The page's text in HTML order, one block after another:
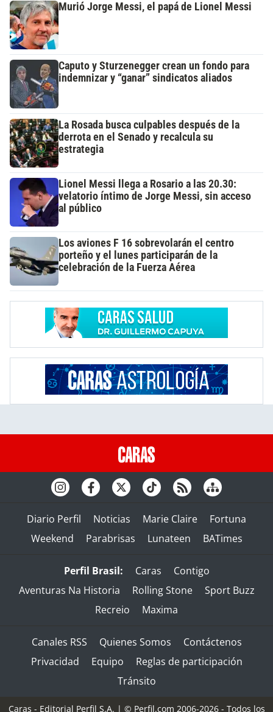
Murió Jorge Messi, el papá de Lionel Messi
Caputo y Sturzenegger crean un fondo para
indemnizar y “ganar” sindicatos aliados
La Rosada busca culpables después de la
derrota en el Senado y recalcula su
estrategia
Lionel Messi llega a Rosario a las 20.30:
velatorio íntimo de Jorge Messi, sin acceso
al público
Los aviones F 16 sobrevolarán el centro
porteño y el lunes participarán de la
celebración de la Fuerza Aérea
Diario Perfil Noticias Marie Claire
Fortuna
Weekend
Parabrisas Lunateen BATimes
Perfil Brasil: Caras
Contigo
Aventuras Na Historia
Rolling Stone
Sport Buzz
Recreio
Maxima
Canales RSS Quienes Somos
Contáctenos
Privacidad
Equipo
Reglas de participación
Tránsito
Caras - Editorial Perfil S.A. | © Perfil.com 2006-2026 - Todos los